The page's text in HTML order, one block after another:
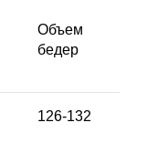
Объем
бедер
126-132